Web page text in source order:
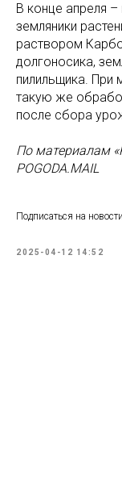
В конце апреля –
земляники
раствором
долгоносика,
пилильщика. При
такую же
после сбора
По материалам
POGODA.MAIL
Подписаться на
2025-04-12 14:52